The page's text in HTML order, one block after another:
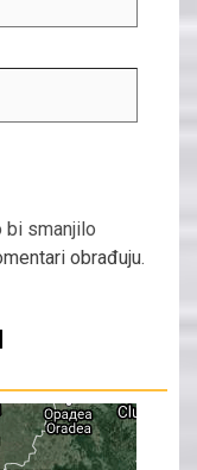
bi smanjilo
obrađuju.